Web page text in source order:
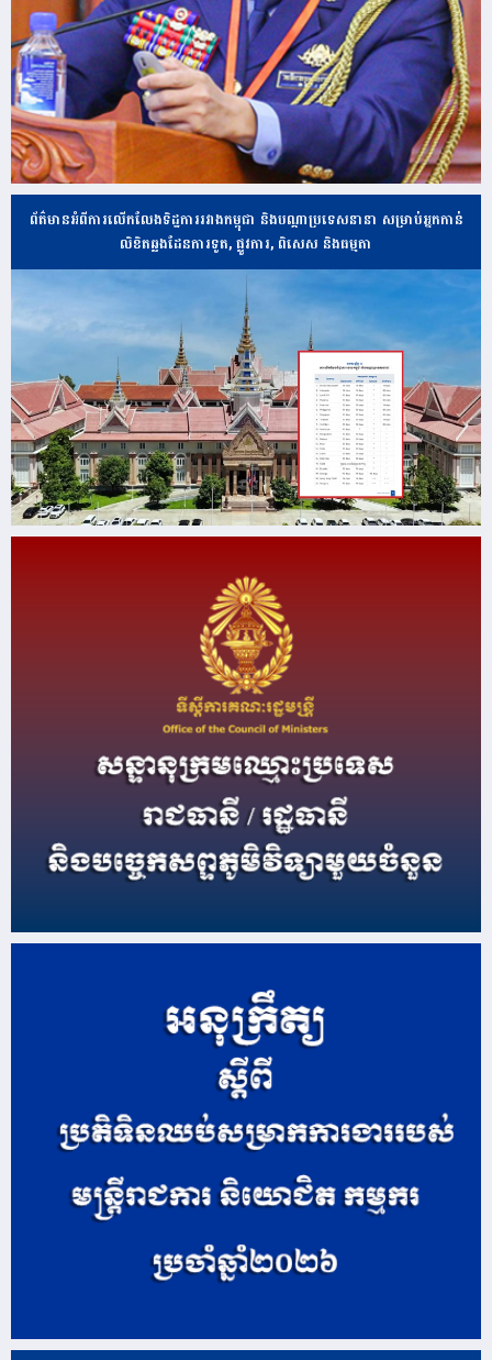
ព័ត៌មានអំពីការលើកលែងទិដ្ឋការរវាងកម្ពុជា និងបណ្ដាប្រទេសនានា សម្រាប់អ្នកកាន់
លិខិតឆ្លងដែនការទូត, ផ្លូវការ, ពិសេស និងធម្មតា